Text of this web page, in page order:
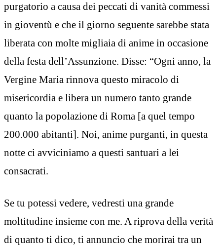
purgatorio a causa dei peccati di vanità commessi
in gioventù e che il giorno seguente sarebbe stata
liberata con molte migliaia di anime in occasione
della festa dell’Assunzione. Disse: “Ogni anno, la
Vergine Maria rinnova questo miracolo di
misericordia e libera un numero tanto grande
quanto la popolazione di Roma [a quel tempo
200.000 abitanti]. Noi, anime purganti, in questa
notte ci avviciniamo a questi santuari a lei
consacrati.
Se tu potessi vedere, vedresti una grande
moltitudine insieme con me. A riprova della verità
di quanto ti dico, ti annuncio che morirai tra un